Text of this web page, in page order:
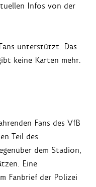
Infos von der
unterstützt. Das
keine Karten mehr.
Fans des VfB
Teil des
dem Stadion,
Eine
Fanbrief der Polizei